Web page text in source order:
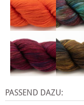
PASSEND DAZU: